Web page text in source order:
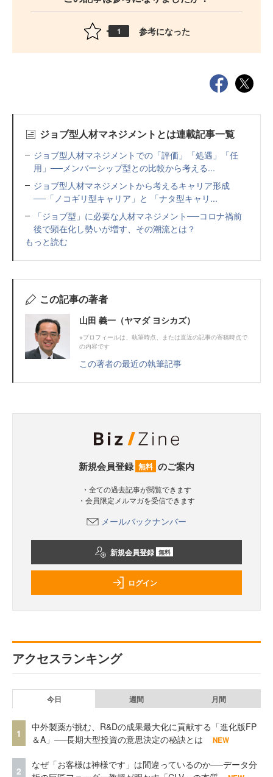
1 参考になった
ジョブ型人材マネジメントとは連載記事一覧
ジョブ型人材マネジメントでの「評価」「処遇」「任
用」──メンバーシップ型との比較から考える...
ジョブ型人材マネジメントから考えるキャリア形成
──「ノコギリ型キャリア」と 「ナタ型キャリ...
「ジョブ型」に必要な人材マネジメント──コロナ禍前
後で顕在化し勢いが増す、その潮流とは？
もっと読む
この記事の著者
山田 義一（ヤマダ ヨシカズ）
※プロフィールは、執筆時点、または直近の記事の寄稿時点で
の内容です
この著者の最近の執筆記事
新規会員登録 無料 のご案内
・全ての過去記事が閲覧できます
・会員限定メルマガを受信できます
メールバックナンバー
新規会員登録 無料
ログイン
アクセスランキング
今日 週間 月間
1
中外製薬が挑む、R&Dの成果最大化に貢献する「進化版FP
＆A」──長期大型投資の意思決定の秘訣とは
NEW
2
なぜ「お客様は神様です」は間違っているのか──データ分